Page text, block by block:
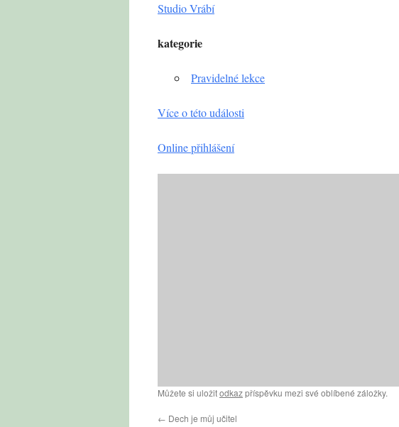
Studio Vrábí
kategorie
Pravidelné lekce
Více o této události
Online přihlášení
Můžete si uložitodkazpříspěvku mezi své oblíbené záložky.
← Dech je můj učitel